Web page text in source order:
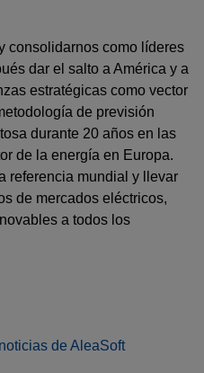
consolidarnos como líderes
dar el salto a América y a
estratégicas como vector
de previsión
durante 20 años en las
de la energía en Europa.
referencia mundial y llevar
de mercados eléctricos,
a todos los